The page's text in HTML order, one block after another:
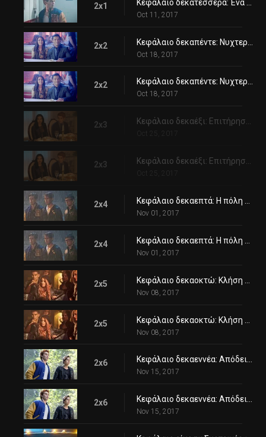
2x1
Oct 11, 2017
2x2
Oct 18, 2017
2x2 Κεφάλαιο δεκαπέντε: Νυχτερινή περιπολία
Oct 18, 2017
2x3 Κεφάλαιο δεκαέξι: Επιτήρηση στο δάσος
2x3
2x4
Nov 01, 2017
2x4
Nov 01, 2017
2x5
Nov 08, 2017
2x5
Nov 08, 2017
2x6 Κεφάλαιο δεκαεννέα: Απόδειξη θανάτου
Nov 15, 2017
2x6
Nov 15, 2017